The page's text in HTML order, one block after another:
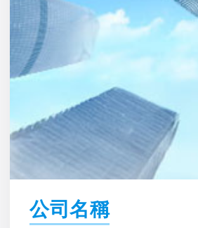
公司名稱